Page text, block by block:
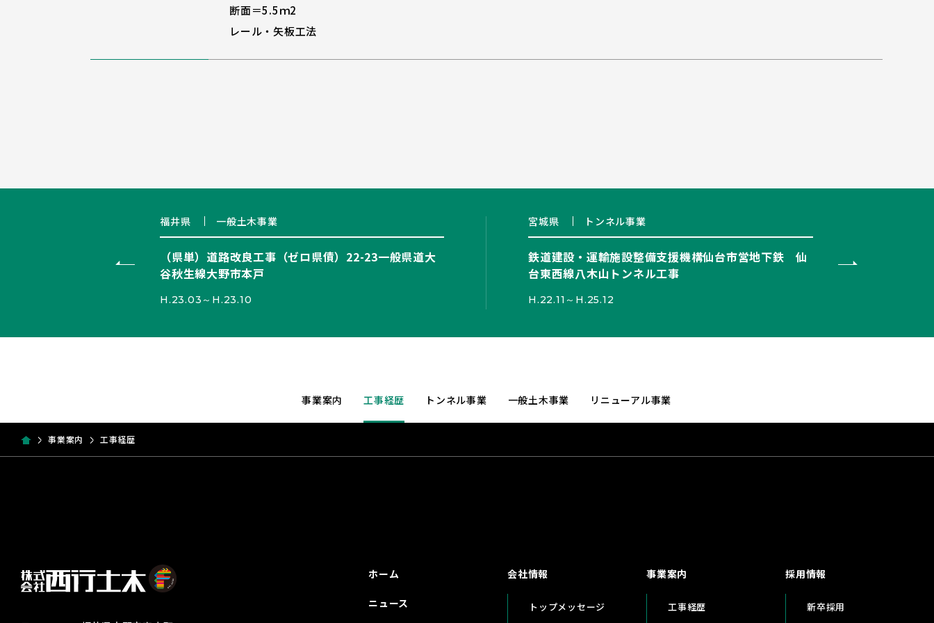
断面＝5.5ｍ2
レール・矢板工法
福井県 一般土木事業
（県単）道路改良工事（ゼロ県債）22-23一般県道大
谷秋生線大野市本戸
H.23.03～H.23.10
宮城県 トンネル事業
鉄道建設・運輸施設整備支援機構仙台市営地下鉄 仙
台東西線八木山トンネル工事
H.22.11～H.25.12
事業案内 工事経歴 トンネル事業 一般土木事業 リニューアル事業
事業案内 工事経歴
ホーム
ニュース
会社情報
トップメッセージ
事業案内
工事経歴
採用情報
新卒採用